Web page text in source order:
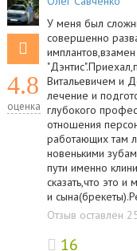
4.8
оценка
У меня был
совершенно
Витальевичем и
лечение и
глубокого
отношения
работающих там
новенькими
пути именно
сказать,что это
и
Отзыв оставлен
16